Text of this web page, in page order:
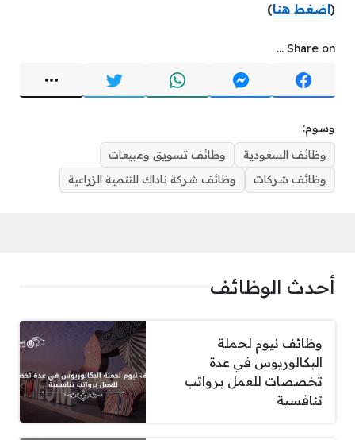
(اضغط هنا)
Share on ...
وسوم:
وظائف السعودية
وظائف تسويق ومبيعات
وظائف شركات
وظائف شركة ناداك للتنمية الزراعية
أحدث الوظائف
وظائف نيوم لحملة
البكالوريوس في عدة
تخصصات للعمل برواتب
تنافسية